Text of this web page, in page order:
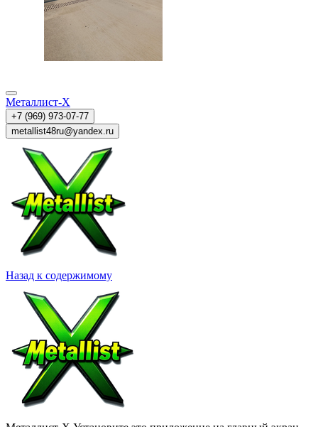
Металлист-X
+7 (969) 973-07-77
metallist48ru@yandex.ru
Назад к содержимому